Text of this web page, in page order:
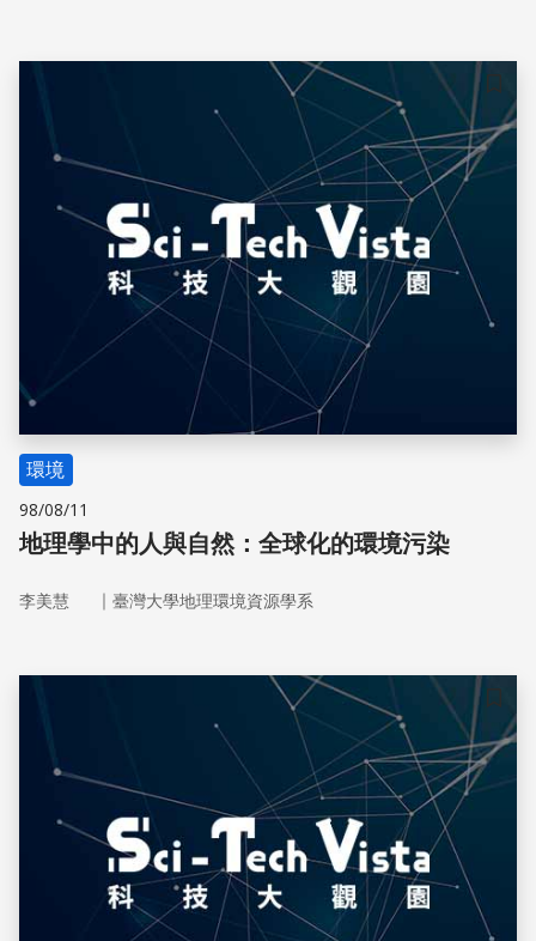
儲存
環境
98/08/11
地理學中的人與自然：全球化的環境污染
李美慧 ｜ 臺灣大學地理環境資源學系
儲存